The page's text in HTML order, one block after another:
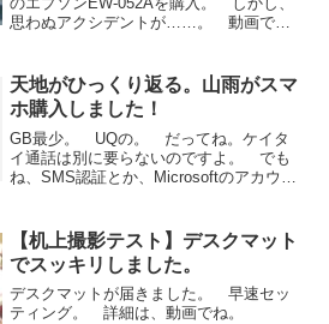
思わぬアクシデントが……。 動画でご
天地がひっくり返る。山雨がスマ
ホ購入しました！
GB最少。 UQの。 だってね。ケイタ
イ通話は別に要らないのですよ。 でも
ね、SMS認証とか、Microsoftのアカウン
か。 クラウドワークスの案件でも、ア
ンケート案件に...
【机上撮影テスト】デスクマット
でスッキリしました。
デスクマットが届きました。 早速セッ
ティング。 詳細は、動画でね。